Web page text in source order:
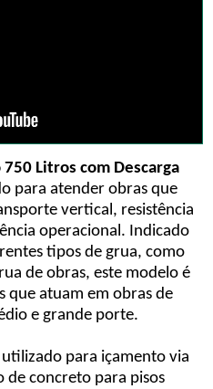
Litros com Descarga
para atender obras que
vertical, resistência
operacional. Indicado
tipos de grua, como
de obras, este modelo é
que atuam em obras de
e grande porte.
para içamento via
de concreto para pisos